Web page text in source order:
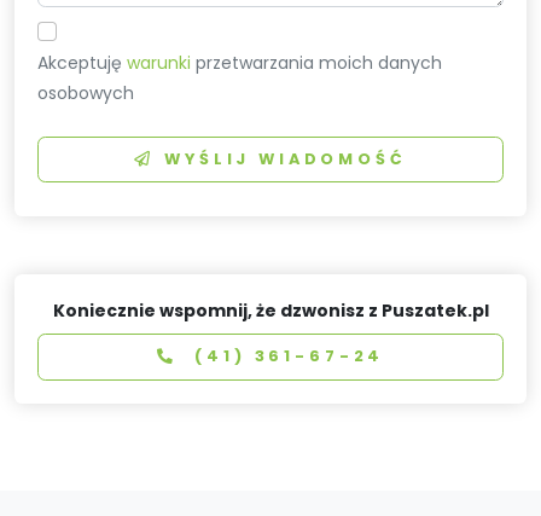
Akceptujęwarunki przetwarzania moich danych
osobowych
WYŚLIJ WIADOMOŚĆ
Koniecznie wspomnij, że dzwonisz z Puszatek.pl
(41) 361-67-24